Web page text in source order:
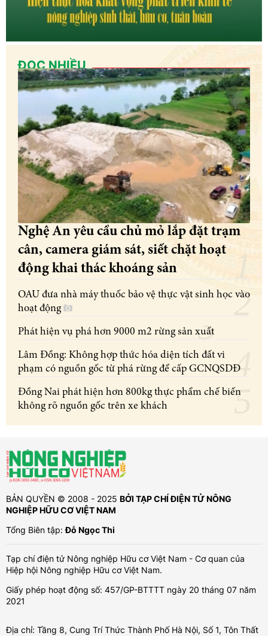
ĐỌC NHIỀU
Nghệ An yêu cầu chủ mỏ lắp đặt trạm
cân, camera giám sát, siết chặt hoạt
động khai thác khoáng sản
OAU đưa nhà máy thuốc bảo vệ thực vật sinh học vào
hoạt động
Phát hiện vụ phá hơn 9000 m2 rừng sản xuất
Lâm Đồng: Không hợp thức hóa diện tích đất vi
phạm có nguồn gốc từ phá rừng để cấp GCNQSDĐ
Đồng Nai phát hiện hơn 800kg thực phẩm chế biến
không rõ nguồn gốc trên xe khách
BẢN QUYỀN © 2008 - 2025 BỞI TẠP CHÍ ĐIỆN TỬ NÔNG
NGHIỆP HỮU CƠ VIỆT NAM
Tổng Biên tập:Đỗ Ngọc Thi
Tạp chí điện tử Nông nghiệp Hữu cơ Việt Nam - Cơ quan của
Hiệp hội Nông nghiệp Hữu cơ Việt Nam.
Giấy phép hoạt động số: 457/GP-BTTTT ngày 20 tháng 07 năm
2021
Địa chỉ: Tầng 8, Cung Trí Thức Thành Phố Hà Nội, Số 1, Tôn Thất